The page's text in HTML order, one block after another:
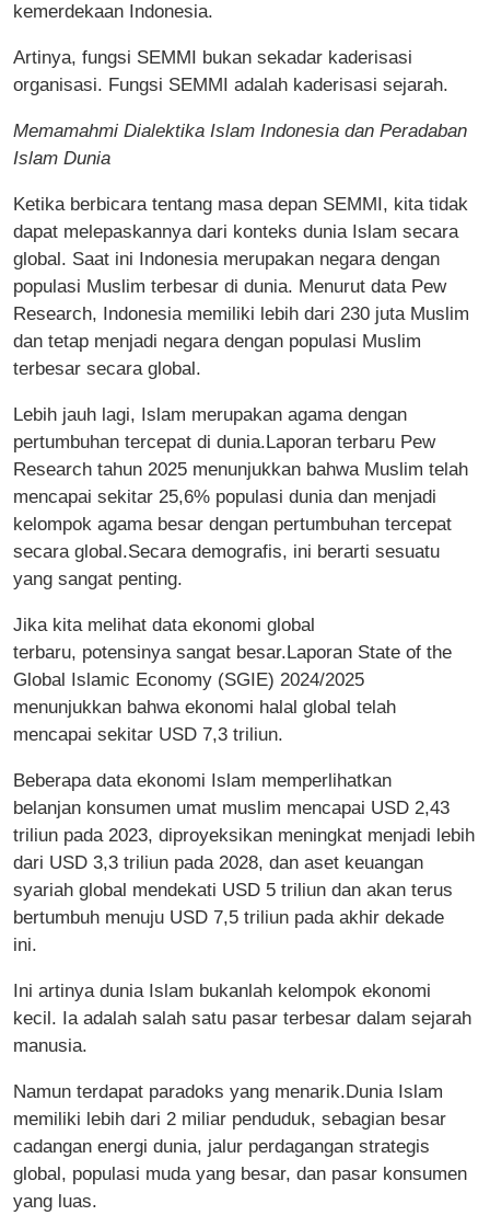
kemerdekaan Indonesia.
Artinya, fungsi SEMMI bukan sekadar kaderisasi
organisasi. Fungsi SEMMI adalah kaderisasi sejarah.
Memamahmi Dialektika Islam Indonesia dan Peradaban
Islam Dunia
Ketika berbicara tentang masa depan SEMMI, kita tidak
dapat melepaskannya dari konteks dunia Islam secara
global. Saat ini Indonesia merupakan negara dengan
populasi Muslim terbesar di dunia. Menurut data Pew
Research, Indonesia memiliki lebih dari 230 juta Muslim
dan tetap menjadi negara dengan populasi Muslim
terbesar secara global.
Lebih jauh lagi, Islam merupakan agama dengan
pertumbuhan tercepat di dunia.Laporan terbaru Pew
Research tahun 2025 menunjukkan bahwa Muslim telah
mencapai sekitar 25,6% populasi dunia dan menjadi
kelompok agama besar dengan pertumbuhan tercepat
secara global.Secara demografis, ini berarti sesuatu
yang sangat penting.
Jika kita melihat data ekonomi global
terbaru, potensinya sangat besar.Laporan State of the
Global Islamic Economy (SGIE) 2024/2025
menunjukkan bahwa ekonomi halal global telah
mencapai sekitar USD 7,3 triliun.
Beberapa data ekonomi Islam memperlihatkan
belanjan konsumen umat muslim mencapai USD 2,43
triliun pada 2023, diproyeksikan meningkat menjadi lebih
dari USD 3,3 triliun pada 2028, dan aset keuangan
syariah global mendekati USD 5 triliun dan akan terus
bertumbuh menuju USD 7,5 triliun pada akhir dekade
ini.
Ini artinya dunia Islam bukanlah kelompok ekonomi
kecil. Ia adalah salah satu pasar terbesar dalam sejarah
manusia.
Namun terdapat paradoks yang menarik.Dunia Islam
memiliki lebih dari 2 miliar penduduk, sebagian besar
cadangan energi dunia, jalur perdagangan strategis
global, populasi muda yang besar, dan pasar konsumen
yang luas.